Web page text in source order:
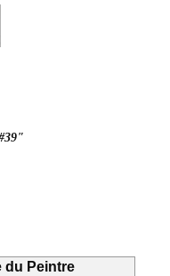
Français
du Peintre